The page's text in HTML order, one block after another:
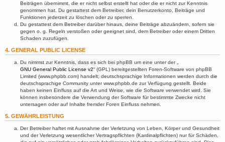
Beiträgen übernimmt, die er nicht selbst erstellt hat oder die er nicht zur Kenntnis
genommen hat. Du gestattest dem Betreiber, dein Benutzerkonto, Beiträge und
Funktionen jederzeit zu löschen oder zu sperren.
Du gestattest dem Betreiber darüber hinaus, deine Beiträge abzuändern, sofern sie
gegen o. g. Regeln verstoßen oder geeignet sind, dem Betreiber oder einem Dritten
Schaden zuzufügen.
4. GENERAL PUBLIC LICENSE
Du nimmst zur Kenntnis, dass es sich bei phpBB um eine unter der „
GNU General Public License v2“ (GPL) bereitgestellten Foren-Software von phpBB
Limited (www.phpbb.com) handelt; deutschsprachige Informationen werden durch die
deutschsprachige Community unter www.phpbb.de zur Verfügung gestellt. Beide
haben keinen Einfluss auf die Art und Weise, wie die Software verwendet wird. Sie
können insbesondere die Verwendung der Software für bestimmte Zwecke nicht
untersagen oder auf Inhalte fremder Foren Einfluss nehmen.
5. GEWÄHRLEISTUNG
Der Betreiber haftet mit Ausnahme der Verletzung von Leben, Körper und Gesundheit
und der Verletzung wesentlicher Vertragspflichten (Kardinalpflichten) nur für Schäden,